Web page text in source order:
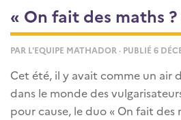
« On fait des maths
PAR L'EQUIPE MATHADOR · PUBLIÉ 6
Cet été, il y avait comme un air
dans le monde des
pour cause, le duo « On fait des